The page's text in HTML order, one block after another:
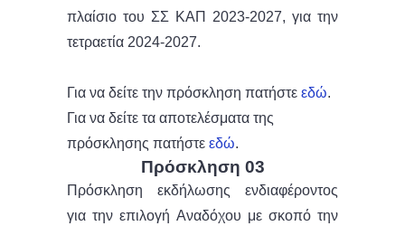
πλαίσιο του ΣΣ ΚΑΠ 2023-2027, για την
τετραετία 2024-2027.
Για να δείτε την πρόσκληση πατήστε εδώ.
Για να δείτε τα αποτελέσματα της
πρόσκλησης πατήστε εδώ.
Πρόσκληση 03
Πρόσκληση εκδήλωσης ενδιαφέροντος
για την επιλογή Αναδόχου με σκοπό την